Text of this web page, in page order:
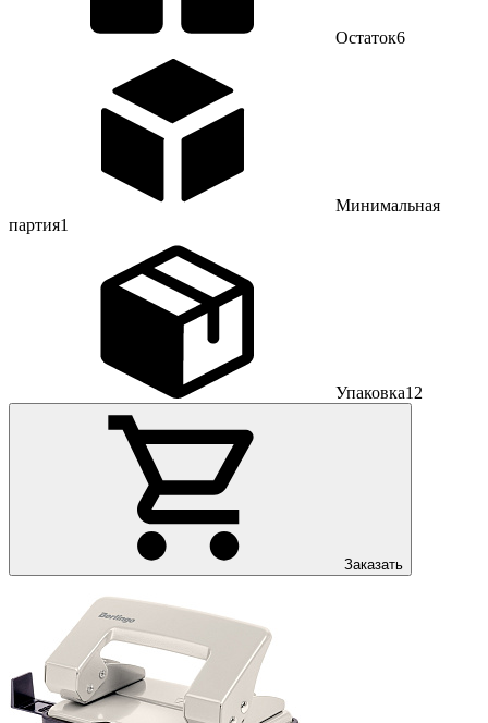
Остаток6
Минимальная
партия1
Упаковка12
Заказать